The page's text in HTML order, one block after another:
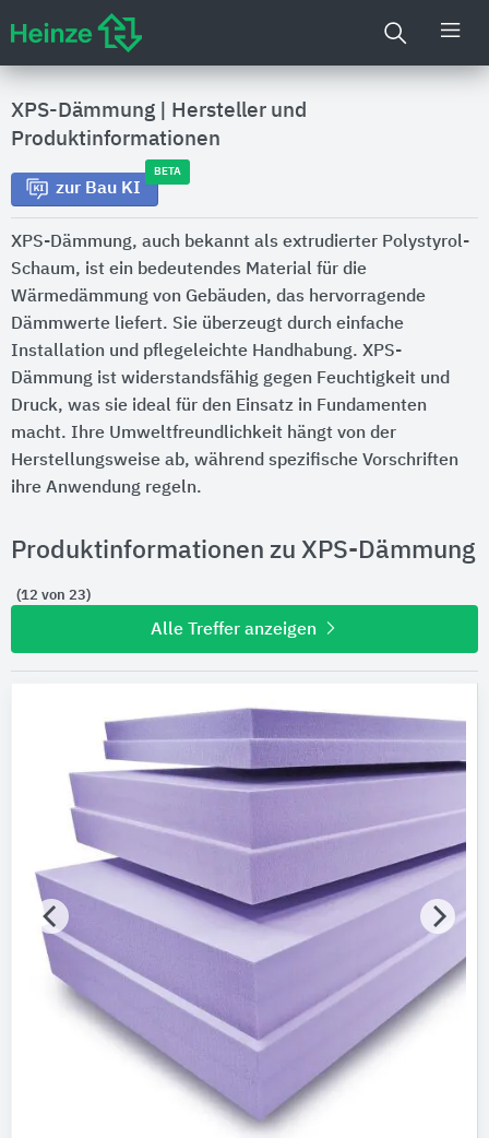
XPS-Dämmung
Hersteller und
Produktinformationen
zur Bau KI
BETA
XPS-Dämmung, auch bekannt als extrudierter Polystyrol-
Schaum, ist ein bedeutendes Material für die
Wärmedämmung von Gebäuden, das hervorragende
Dämmwerte liefert. Sie überzeugt durch einfache
Installation und pflegeleichte Handhabung. XPS-
Dämmung ist widerstandsfähig gegen Feuchtigkeit und
Druck, was sie ideal für den Einsatz in Fundamenten
macht. Ihre Umweltfreundlichkeit hängt von der
Herstellungsweise ab, während spezifische Vorschriften
ihre Anwendung regeln.
Produktinformationen zu XPS-Dämmung
(12 von 23)
Alle Treffer anzeigen